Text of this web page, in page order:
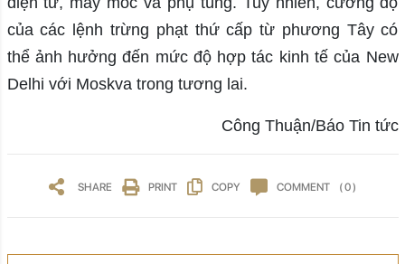
của các lệnh trừng phạt thứ cấp từ phương Tây có
thể ảnh hưởng đến mức độ hợp tác kinh tế của New
Delhi với Moskva trong tương lai.
Công Thuận/Báo Tin tức
SHARE PRINT COPY COMMENT ( 0 )